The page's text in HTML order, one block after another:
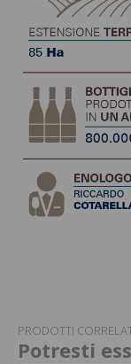
PRODOTTI
Potresti